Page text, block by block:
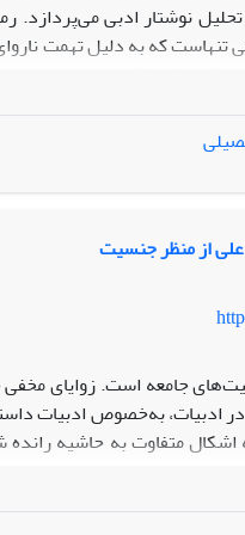
نوشتار ادبی می‌‌پردازد.
تنهاست که به دلیل تهمت
عاقبت شوم قهرمان دست
به نام گوران، به
ایرانی را در متن رمان
با مردان، ویژگی‌های
مسائل زبانی و ساختاری
از منظر جنسیت
جامعه است. زوایای
در ادبیات، به‌خصوص ادبیات
اشکال متفاوت به حاشیه
زنان نیز در هر دهه
ایدئولوژی‌های جنسیتی